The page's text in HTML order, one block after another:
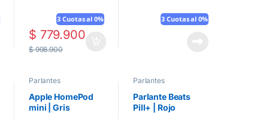
3 Cuotas al 0%
$ 779.900
$998.900
3 Cuotas al 0%
Parlantes
Apple HomePod
mini | Gris
Parlantes
Parlante Beats
Pill+ | Rojo